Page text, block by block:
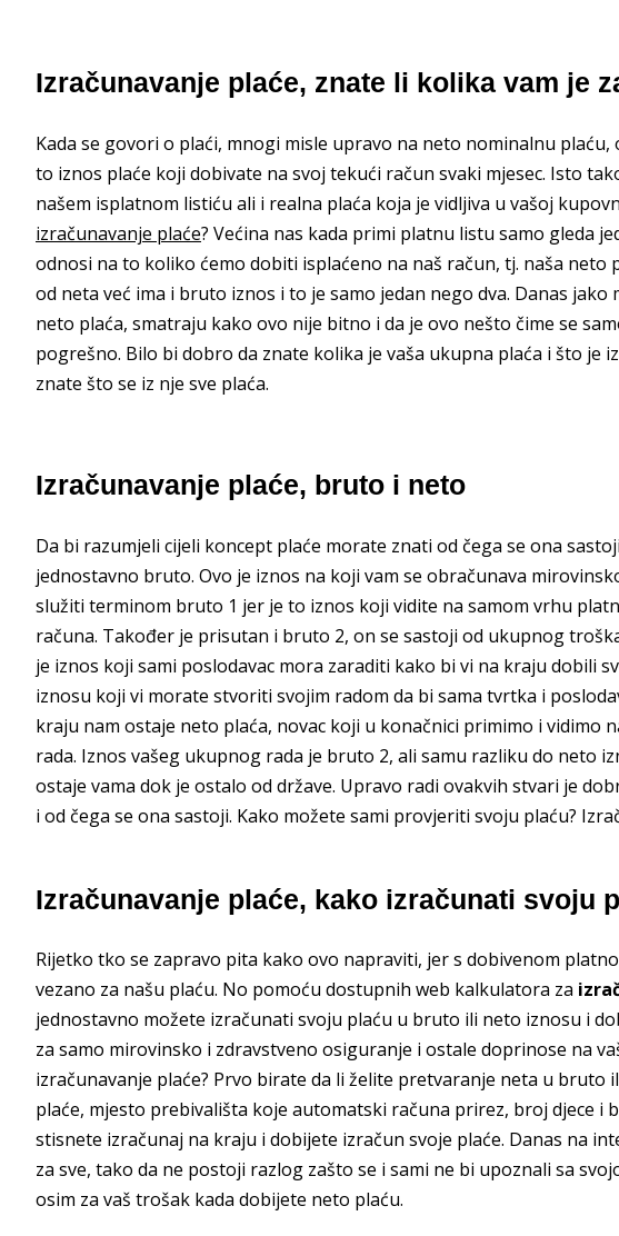
Izračunavanje plaće, znate li kolika vam je
Kada se govori o plaći, mnogi misle upravo na neto nominalnu
to iznos plaće koji dobivate na svoj tekući račun svaki mjesec. Isto
našem isplatnom listiću ali i realna plaća koja je vidljiva u vašoj
izračunavanje plaće? Većina nas kada primi platnu listu samo gleda
odnosi na to koliko ćemo dobiti isplaćeno na naš račun, tj. naša neto
od neta već ima i bruto iznos i to je samo jedan nego dva. Danas
neto plaća, smatraju kako ovo nije bitno i da je ovo nešto čime se
pogrešno. Bilo bi dobro da znate kolika je vaša ukupna plaća i što je
znate što se iz nje sve plaća.
Izračunavanje plaće, bruto i neto
Da bi razumjeli cijeli koncept plaće morate znati od čega se ona
jednostavno bruto. Ovo je iznos na koji vam se obračunava
služiti terminom bruto 1 jer je to iznos koji vidite na samom vrhu
računa. Također je prisutan i bruto 2, on se sastoji od ukupnog
je iznos koji sami poslodavac mora zaraditi kako bi vi na kraju dobili
iznosu koji vi morate stvoriti svojim radom da bi sama tvrtka i
kraju nam ostaje neto plaća, novac koji u konačnici primimo i vidimo
rada. Iznos vašeg ukupnog rada je bruto 2, ali samu razliku do neto
ostaje vama dok je ostalo od države. Upravo radi ovakvih stvari je
i od čega se ona sastoji. Kako možete sami provjeriti svoju plaću?
Izračunavanje plaće, kako izračunati svoju
Rijetko tko se zapravo pita kako ovo napraviti, jer s dobivenom
vezano za našu plaću. No pomoću dostupnih web kalkulatora za
jednostavno možete izračunati svoju plaću u bruto ili neto iznosu i
za samo mirovinsko i zdravstveno osiguranje i ostale doprinose na
izračunavanje plaće? Prvo birate da li želite pretvaranje neta u
plaće, mjesto prebivališta koje automatski računa prirez, broj djece i
stisnete izračunaj na kraju i dobijete izračun svoje plaće. Danas na
za sve, tako da ne postoji razlog zašto se i sami ne bi upoznali sa
osim za vaš trošak kada dobijete neto plaću.